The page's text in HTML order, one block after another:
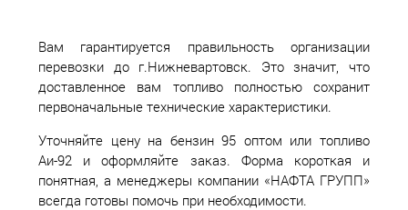
Вам гарантируется правильность организации
перевозки до г.Нижневартовск. Это значит, что
доставленное вам топливо полностью сохранит
первоначальные технические характеристики.
Уточняйте цену на бензин 95 оптом или топливо
Аи-92 и оформляйте заказ. Форма короткая и
понятная, а менеджеры компании «НАФТА ГРУПП»
всегда готовы помочь при необходимости.